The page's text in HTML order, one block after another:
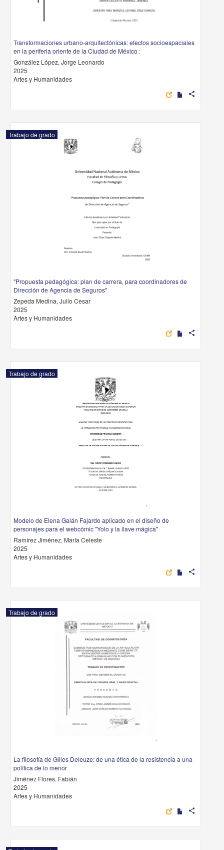
Transformaciones urbano-arquitectónicas: efectos socioespaciales
en la periferia oriente de la Ciudad de México :
González López, Jorge Leonardo
2025
Artes y Humanidades
share
Trabajo de grado
"Propuesta pedagógica: plan de carrera, para coordinadores de
Dirección de Agencia de Seguros"
Zepeda Medina, Julio Cesar
2025
Artes y Humanidades
share
Trabajo de grado
Modelo de Elena Galán Fajardo aplicado en el diseño de
personajes para el webcómic "Yolo y la llave mágica"
Ramírez Jiménez, María Celeste
2025
Artes y Humanidades
share
Trabajo de grado
La filosofía de Gilles Deleuze: de una ética de la resistencia a una
política de lo menor
Jiménez Flores, Fabián
2025
Artes y Humanidades
share